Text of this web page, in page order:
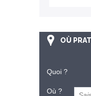
OÙ
Quoi ?
Où ?